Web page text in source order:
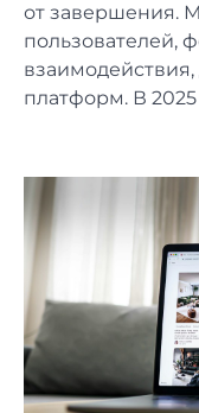
от завершения.
пользователей,
платформ. В